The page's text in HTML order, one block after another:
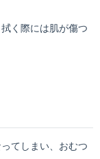
く際には肌が傷つ
てしまい、おむつ